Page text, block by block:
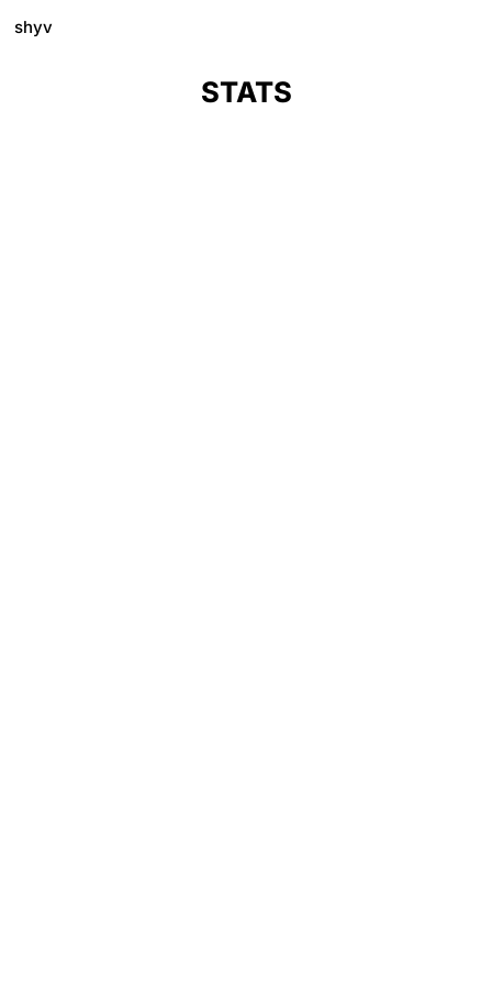
shyv
STATS